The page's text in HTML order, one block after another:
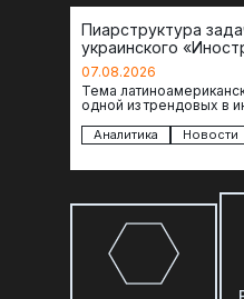
Пиарструктура
украинского
07.08.2026
Тема
одной из трендовых в
Аналитика Новости